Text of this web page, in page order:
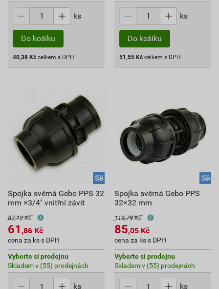
ks
Do košíku
40,38 Kč celkem s DPH
ks
Do košíku
51,55 Kč celkem s DPH
Spojka svěrná Gebo PPS 32
mm ×3/4" vnitřní závit
87,12 Kč
61 ,86 Kč
cena za ks s DPH
Vyberte si prodejnu
Skladem v (55) prodejnách
ks
Spojka svěrná Gebo PPS
32×32 mm
119,79 Kč
85,05 Kč
cena za ks s DPH
Vyberte si prodejnu
Skladem v (55) prodejnách
ks